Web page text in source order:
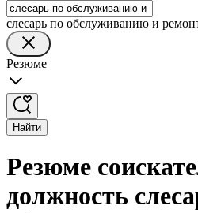
слесарь по обслуживанию и
Резюме
Найти
Резюме
должность